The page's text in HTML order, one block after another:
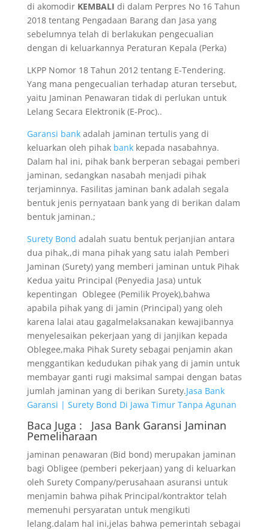
di akomodir KEMBALI di dalam Perpres No 16 Tahun
2018 tentang Pengadaan Barang dan Jasa yang
sebelumnya telah di berlakukan pengecualian
dengan di keluarkannya Peraturan Kepala (Perka)
LKPP Nomor 18 Tahun 2012 tentang E-Tendering.
Yang mana pengecualian terhadap aturan tersebut,
yaitu Jaminan Penawaran tidak di perlukan untuk
Lelang Secara Elektronik (E-Proc)..
Garansi bankadalah jaminan tertulis yang di
keluarkan oleh pihakbankkepada nasabahnya.
Dalam hal ini, pihak bank berperan sebagai pemberi
jaminan, sedangkan nasabah menjadi pihak
terjaminnya. Fasilitas jaminan bank adalah segala
bentuk jenis pernyataan bank yang di berikan dalam
bentuk jaminan.;
Surety Bond adalah suatu bentuk perjanjian antara
dua pihak,,di mana pihak yang satu ialah Pemberi
Jaminan (Surety) yang memberi jaminan untuk Pihak
Kedua yaitu Principal (Penyedia Jasa) untuk
kepentingan Oblegee (Pemilik Proyek),bahwa
apabila pihak yang di jamin (Principal) yang oleh
karena lalai atau gagalmelaksanakan kewajibannya
menyelesaikan pekerjaan yang di janjikan kepada
Oblegee,maka Pihak Surety sebagai penjamin akan
menggantikan kedudukan pihak yang di jamin untuk
membayar ganti rugi maksimal sampai dengan batas
jumlah jaminan yang di berikan Surety.Jasa Bank
Garansi | Surety Bond Di Jawa Timur Tanpa Agunan
Baca Juga : Jasa Bank Garansi Jaminan
Pemeliharaan
jaminan penawaran (Bid bond) merupakan jaminan
bagi Obligee (pemberi pekerjaan) yang di keluarkan
oleh Surety Company/perusahaan asuransi untuk
menjamin bahwa pihak Principal/kontraktor telah
memenuhi persyaratan untuk mengikuti
lelang.dalam hal ini,jelas bahwa pemerintah sebagai